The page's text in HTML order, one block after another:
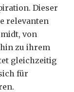
Dieser
relevanten
von
zu ihrem
gleichzeitig
für